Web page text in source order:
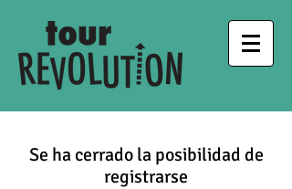
Se ha cerrado la posibilidad de
registrarse